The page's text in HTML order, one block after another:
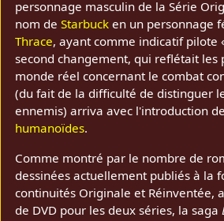
personnage masculin de la Série
nom deStarbuck en un personnage
Thrace, ayant comme indicatif pilote
second changement, qui reflétait les
monde réel concernant le combat
(du fait de la difficulté de distinguer
ennemis) arriva avec l'introduction
humanoïdes.
Comme montré par le nombre de
dessinées actuellement publiés à la
continuités Originale et Réinventée,
de DVD pour les deux séries, la saga